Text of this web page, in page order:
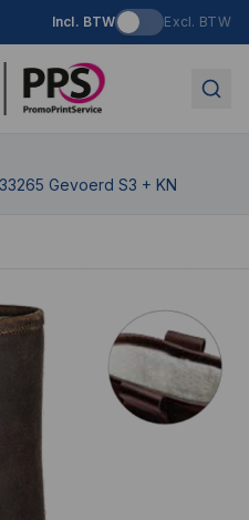
Incl. BTW Excl. BTW
Gevoerd S3 + KN